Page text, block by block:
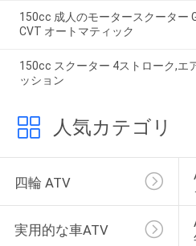
150cc 成人のモータースクーター
CVT オートマティック
150cc スクーター 4ストローク,エ
ッション
人気カテゴリ
四輪 ATV
実用的な車ATV